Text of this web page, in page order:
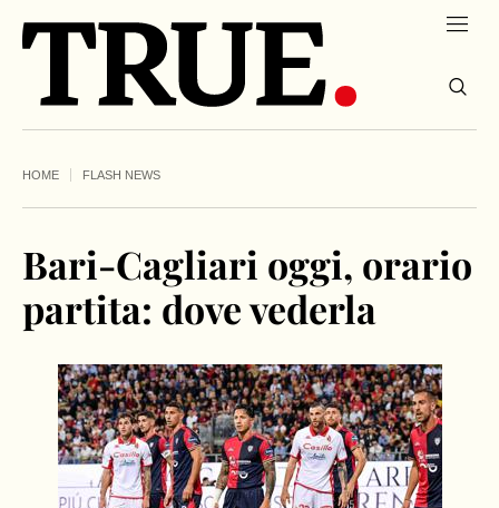
HOME FLASH NEWS
Bari-Cagliari oggi, orario
partita: dove vederla